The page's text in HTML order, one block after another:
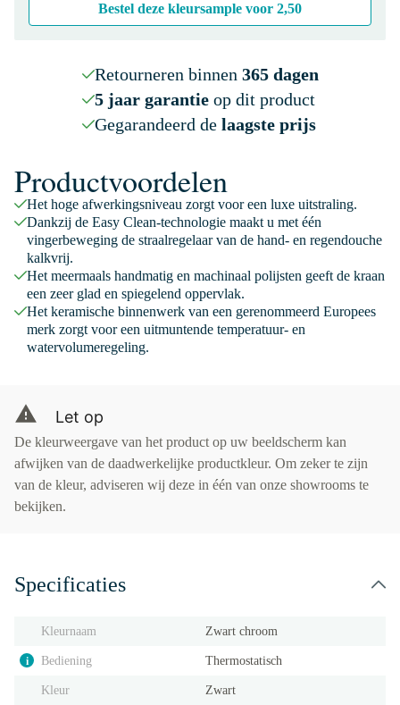
Bestel deze kleursample voor 2,50
Retourneren binnen 365 dagen
5 jaar garantieop dit product
Gegarandeerd de laagste prijs
Productvoordelen
Het hoge afwerkingsniveau zorgt voor een luxe uitstraling.
Dankzij de Easy Clean-technologie maakt u met één
vingerbeweging de straalregelaar van de hand- en regendouche
kalkvrij.
Het meermaals handmatig en machinaal polijsten geeft de kraan
een zeer glad en spiegelend oppervlak.
Het keramische binnenwerk van een gerenommeerd Europees
merk zorgt voor een uitmuntende temperatuur- en
watervolumeregeling.
Let op
De kleurweergave van het product op uw beeldscherm kan
afwijken van de daadwerkelijke productkleur. Om zeker te zijn
van de kleur, adviseren wij deze in één van onze showrooms te
bekijken.
Specificaties
Kleurnaam Zwart chroom
i Bediening Thermostatisch
Kleur Zwart